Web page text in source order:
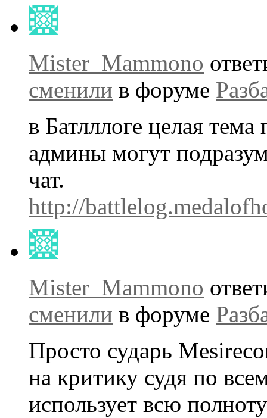
Mister_Mammono
сменили в форуме
в Батлллоге целая
админы могут
чат.
http://
Mister_Mammono
сменили в форуме
Просто сударь
на критику судя по
использует всю